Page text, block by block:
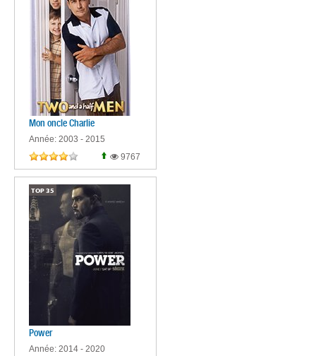
Mon oncle Charlie
Année: 2003 - 2015
9767
TOP 35
Power
Année: 2014 - 2020